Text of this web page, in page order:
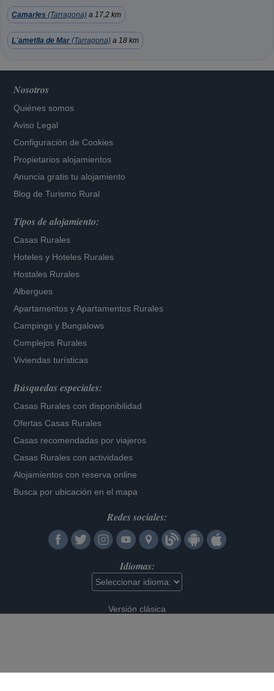
Camarles (Tarragona) a 17,2 km
L´ametlla de Mar (Tarragona) a 18 km
Nosotros
Quiénes somos
Aviso Legal
Configuración de Cookies
Propietarios alojamientos
Anuncia gratis tu alojamiento
Blog de Turismo Rural
Tipos de alojamiento:
Casas Rurales
Hoteles y Hoteles Rurales
Hostales Rurales
Albergues
Apartamentos yApartamentos Rurales
Campings y Bungalows
Complejos Rurales
Viviendas turísticas
Búsquedas especiales:
Casas Rurales con disponibilidad
Ofertas Casas Rurales
Casas recomendadas por viajeros
Casas Rurales con actividades
Alojamientos con reserva online
Busca por ubicación en el mapa
Redes sociales:
Idiomas:
Versión clásica